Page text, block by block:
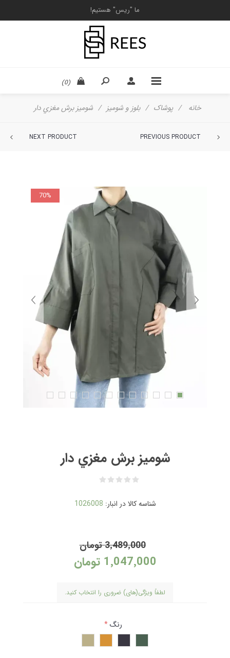
ما "ریس" هستیم!
(0)
خانه / پوشاک / بلوز و شومیز / شوميز برش مغزي دار
PREVIOUS PRODUCT
NEXT PRODUCT
70%
شوميز برش مغزي دار
شناسه کالا در انبار: 1026008
3٬489٬000 تومان
1٬047٬000 تومان
لطفاً ویژگی(های) ضروری را انتخاب کنید.
رنگ*